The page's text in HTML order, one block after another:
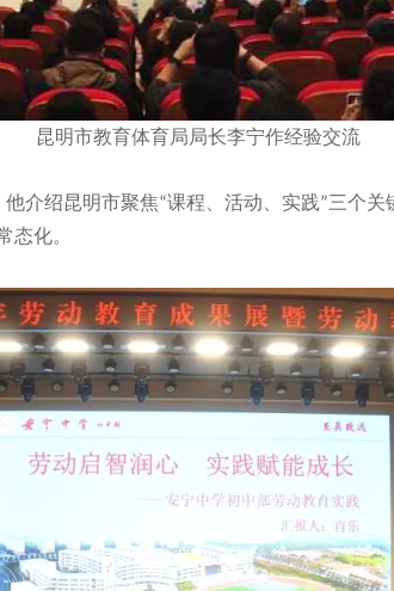
昆明市教育体育局局长李宁作经验交流
介绍昆明市聚焦“课程、活动、实践”三个关
态化。